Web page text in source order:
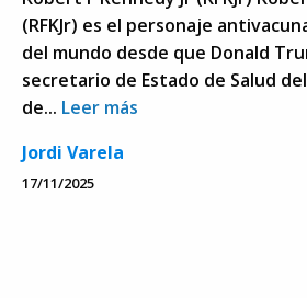
(RFKJr) es el personaje
del mundo desde que Donald
secretario de Estado de Salud
de... Leer más
Jordi Varela
17/11/2025